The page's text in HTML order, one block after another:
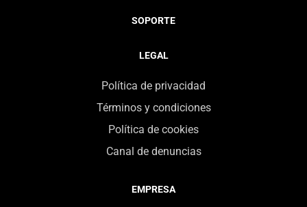
SOPORTE
LEGAL
Política de privacidad
Términos y condiciones
Política de cookies
Canal de denuncias
EMPRESA